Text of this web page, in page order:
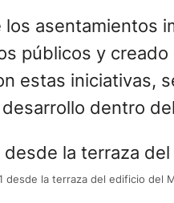
desde la terraza del edificio del
que
Retiro hacia el
medida